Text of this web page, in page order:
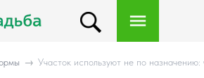
→ Участок используют не по